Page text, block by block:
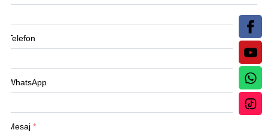
Telefon
WhatsApp
Mesaj *